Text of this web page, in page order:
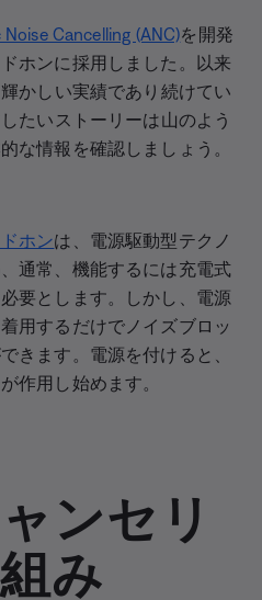
Cancelling (ANC)を開発
ホンに採用しました。以来
かしい実績であり続けてい
たいストーリーは山のよう
な情報を確認しましょう。
ホンは、電源駆動型テクノ
通常、機能するには充電式
要とします。しかし、電源
用するだけでノイズブロッ
きます。電源を付けると、
作用し始めます。
ンセリ
み